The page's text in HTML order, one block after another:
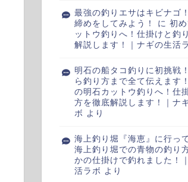
最強の釣りエサはキビナゴ
締めをしてみよう！
に 初
ットウ釣りへ！仕掛けと釣
解説します！｜ナギの生活
明石の船タコ釣りに初挑戦
ら釣り方まで全て伝えます！
の明石カットウ釣りへ！仕
方を徹底解説します！｜ナ
ボ より
海上釣り堀『海恵』に行っ
海上釣り堀での青物の釣り
かの仕掛けで釣れました！
活ラボ より